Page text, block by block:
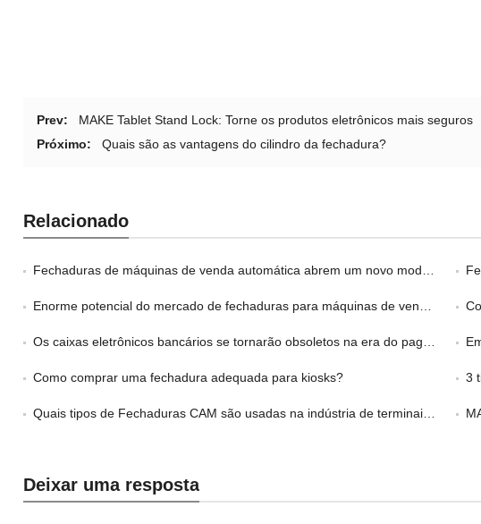
Prev:
MAKE Tablet Stand Lock: Torne os produtos eletrônicos mais seguros
Próximo:
Quais são as vantagens do cilindro da fechadura?
Relacionado
Fechaduras de máquinas de venda automática abrem um novo modelo de varejo
Enorme potencial do mercado de fechaduras para máquinas de venda automática da China
Os caixas eletrônicos bancários se tornarão obsoletos na era do pagamento móvel? Em
Como comprar uma fechadura adequada para kiosks? 3
Quais tipos de Fechaduras CAM são usadas na indústria de terminais financeiros?
Deixar uma resposta